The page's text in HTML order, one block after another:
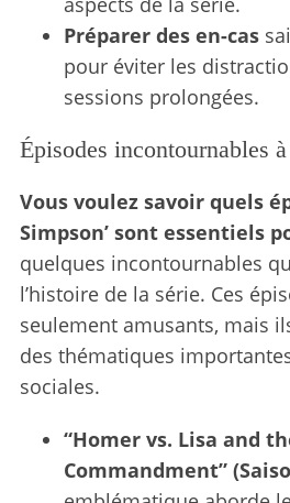
Préparer des en-cas
pour éviter les
sessions prolongées.
Épisodes incontournables
Vous voulez savoir quels
Simpson’ sont essentiels
quelques incontournables
l’histoire de la série. Ces
seulement amusants, mais
des thématiques
sociales.
“Homer vs. Lisa and
Commandment”